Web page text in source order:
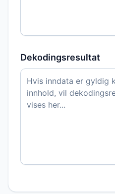
Dekodingsresultat